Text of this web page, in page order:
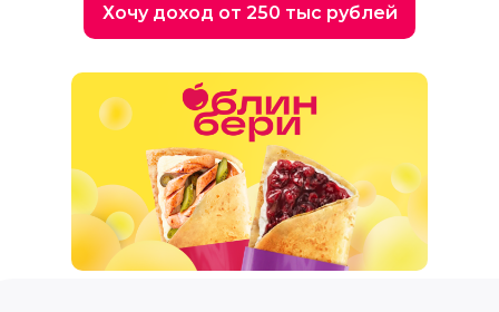
Хочу доход от 250 тыс рублей